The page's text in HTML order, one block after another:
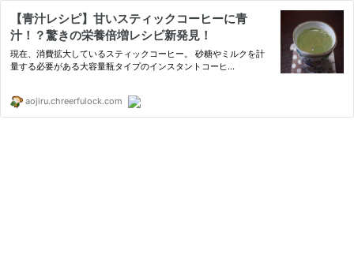
【青汁レシピ】甘いスティックコーヒーに青
汁！？驚きの栄養倍増レシピ新発見！
現在、消費拡大しているスティックコーヒー。 砂糖やミルクを計
量する必要がある大容量瓶タイプのインスタントコーヒ…
aojiru.chreerfulock.com